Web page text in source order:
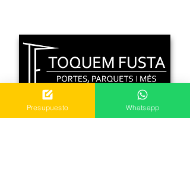
Presupuesto Whatsapp